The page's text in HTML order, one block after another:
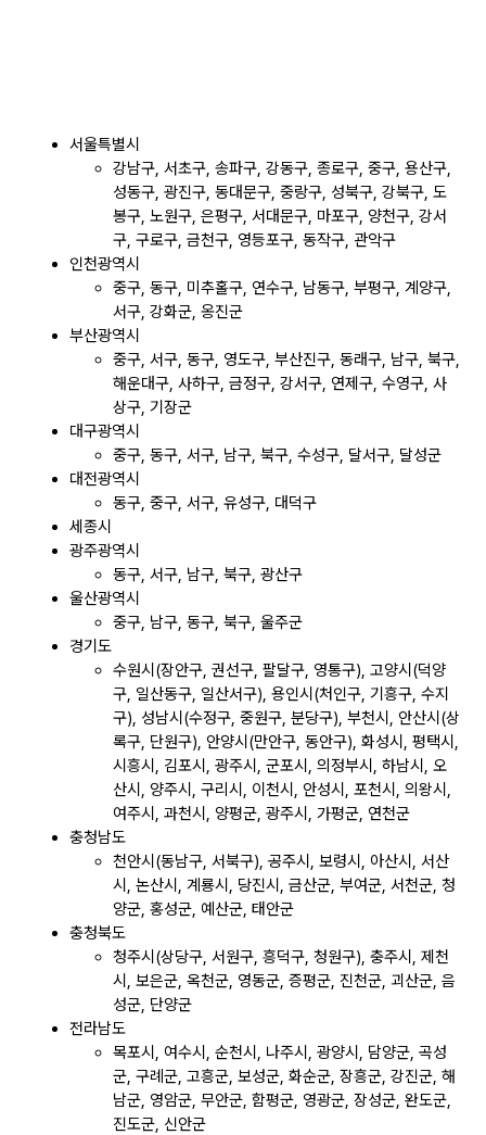
서울특별시
강남구, 서초구, 송파구, 강동구, 종로구, 중구, 용산구,
성동구, 광진구, 동대문구, 중랑구, 성북구, 강북구, 도
봉구, 노원구, 은평구, 서대문구, 마포구, 양천구, 강서
구, 구로구, 금천구, 영등포구, 동작구, 관악구
인천광역시
중구, 동구, 미추홀구, 연수구, 남동구, 부평구, 계양구,
서구, 강화군, 옹진군
부산광역시
중구, 서구, 동구, 영도구, 부산진구, 동래구, 남구, 북구,
해운대구, 사하구, 금정구, 강서구, 연제구, 수영구, 사
상구, 기장군
대구광역시
중구, 동구, 서구, 남구, 북구, 수성구, 달서구, 달성군
대전광역시
동구, 중구, 서구, 유성구, 대덕구
세종시
광주광역시
동구, 서구, 남구, 북구, 광산구
울산광역시
중구, 남구, 동구, 북구, 울주군
경기도
수원시(장안구, 권선구, 팔달구, 영통구), 고양시(덕양
구, 일산동구, 일산서구), 용인시(처인구, 기흥구, 수지
구), 성남시(수정구, 중원구, 분당구), 부천시, 안산시(상
록구, 단원구), 안양시(만안구, 동안구), 화성시, 평택시,
시흥시, 김포시, 광주시, 군포시, 의정부시, 하남시, 오
산시, 양주시, 구리시, 이천시, 안성시, 포천시, 의왕시,
여주시, 과천시, 양평군, 광주시, 가평군, 연천군
충청남도
천안시(동남구, 서북구), 공주시, 보령시, 아산시, 서산
시, 논산시, 계룡시, 당진시, 금산군, 부여군, 서천군, 청
양군, 홍성군, 예산군, 태안군
충청북도
청주시(상당구, 서원구, 흥덕구, 청원구), 충주시, 제천
시, 보은군, 옥천군, 영동군, 증평군, 진천군, 괴산군, 음
성군, 단양군
전라남도
목포시, 여수시, 순천시, 나주시, 광양시, 담양군, 곡성
군, 구례군, 고흥군, 보성군, 화순군, 장흥군, 강진군, 해
남군, 영암군, 무안군, 함평군, 영광군, 장성군, 완도군,
진도군, 신안군